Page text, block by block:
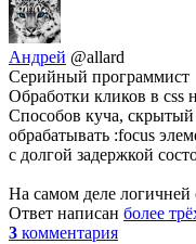
Андрей @allard
Серийный программист
Обработки кликов в css
Способов куча, скрытый
обрабатывать :focus
с долгой задержкой
На самом деле логичней
Ответ написан более
3 комментария